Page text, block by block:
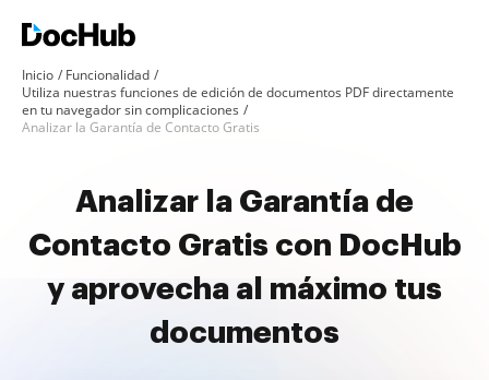
Inicio
Funcionalidad
Utiliza nuestras funciones de edición de documentos PDF directamente
en tu navegador sin complicaciones
Analizar la Garantía de Contacto Gratis
Analizar la Garantía de
Contacto Gratis con DocHub
y aprovecha al máximo tus
documentos